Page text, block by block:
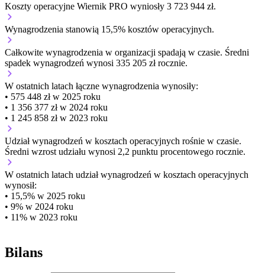
Koszty operacyjne Wiernik PRO wyniosły 3 723 944 zł.
Wynagrodzenia stanowią 15,5% kosztów operacyjnych.
Całkowite wynagrodzenia w organizacji spadają w czasie. Średni
spadek wynagrodzeń wynosi 335 205 zł rocznie.
W ostatnich latach łączne wynagrodzenia wynosiły:
• 575 448 zł w 2025 roku
• 1 356 377 zł w 2024 roku
• 1 245 858 zł w 2023 roku
Udział wynagrodzeń w kosztach operacyjnych rośnie w czasie.
Średni wzrost udziału wynosi 2,2 punktu procentowego rocznie.
W ostatnich latach udział wynagrodzeń w kosztach operacyjnych
wynosił:
• 15,5% w 2025 roku
• 9% w 2024 roku
• 11% w 2023 roku
Bilans